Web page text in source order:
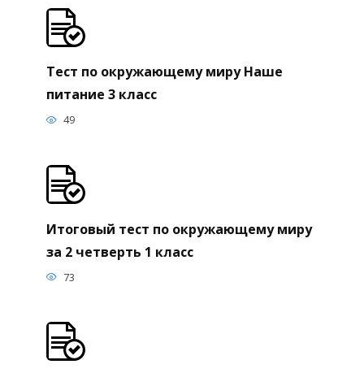
Тест по окружающему миру Наше
питание 3 класс
49
Итоговый тест по окружающему миру
за 2 четверть 1 класс
73